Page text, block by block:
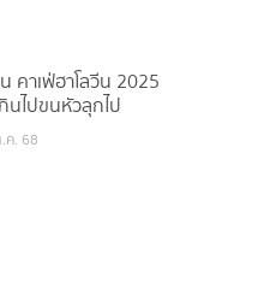
คาเฟ่ฮาโลวีน 2025
ไปขนหัวลุกไป
ค. 68